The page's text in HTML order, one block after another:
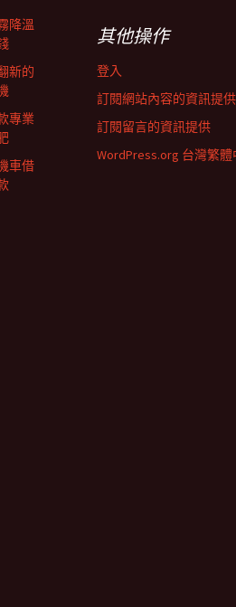
降溫
新的
專業
車借
其他操作
登入
訂閱網站內容的資訊提供
訂閱留言的資訊提供
WordPress.org 台灣繁體